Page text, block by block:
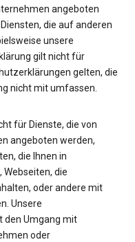
angeboten
die auf anderen
unsere
gilt nicht für
gelten, die
nicht mit umfassen.
für Dienste, die von
angeboten werden,
die Ihnen in
die
oder andere mit
Unsere
den Umgang mit
oder